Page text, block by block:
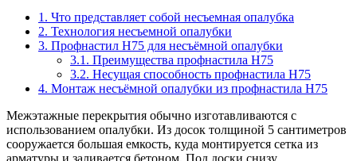
1. Что представляет собой несъемная опалубка
2. Технология несъемной опалубки
3. Профнастил Н75 для несъёмной опалубки
3.1. Преимущества профнастила Н75
3.2. Несущая способность профнастила Н75
4. Монтаж несъёмной опалубки из профнастила Н75
Межэтажные перекрытия обычно изготавливаются с
использованием опалубки. Из досок толщиной 5 сантиметров
сооружается большая емкость, куда монтируется сетка из
арматуры и заливается бетоном. Под доски снизу